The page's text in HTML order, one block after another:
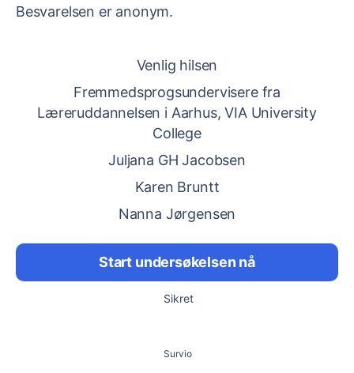
Besvarelsen er anonym.
Venlig hilsen
Fremmedsprogsundervisere fra
Læreruddannelsen i Aarhus, VIA University
College
Juljana GH Jacobsen
Karen Bruntt
Nanna Jørgensen
Start undersøkelsen nå
Sikret
Survio